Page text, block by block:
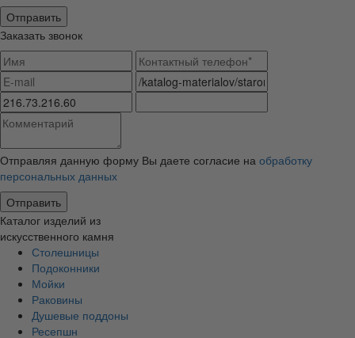
Заказать звонок
Отправляя данную форму Вы даете согласие на обработку
персональных данных
Каталог изделий из
искусственного камня
Столешницы
Подоконники
Мойки
Раковины
Душевые поддоны
Ресепшн